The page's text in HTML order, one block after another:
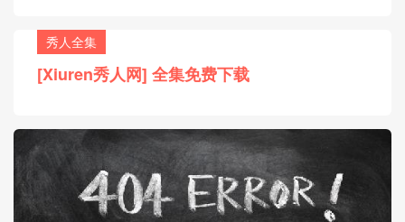
秀人全集
[Xiuren秀人网] 全集免费下载